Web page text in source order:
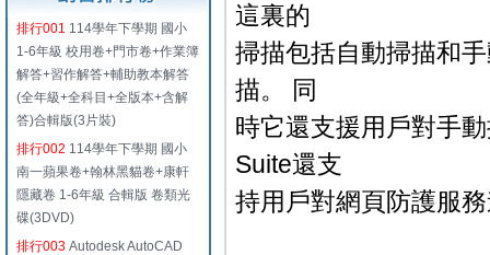
排行001 114學年下學期 國小
1-6年級 校用卷+門市卷+作業簿
解答+習作解答+輔助教本解答
(全年級+全科目+全版本+含解
答)合輯版(3片裝)
排行002 114學年下學期 國小
南一蘋果卷+翰林黑貓卷+康軒
隱藏卷 1-6年級 合輯版 卷類光
碟(3DVD)
排行003 Autodesk AutoCAD
這裏的
掃描包括自動掃描和
描。 同
時它還支援用戶對手
Suite還支
持用戶對網頁防護服